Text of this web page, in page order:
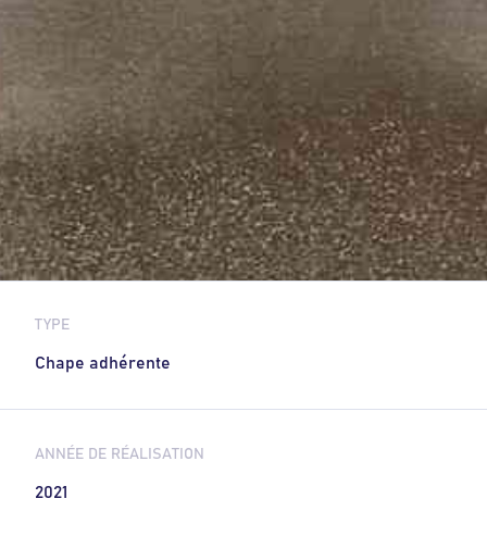
TYPE
Chape adhérente
ANNÉE DE RÉALISATION
2021